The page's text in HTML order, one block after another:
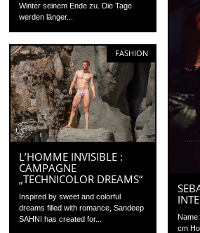
Winter seinem Ende zu. Die Tage
werden länger...
cm
FASHION
L’HOMME INVISIBLE :
CAMPAGNE
„TECHNICOLOR DREAMS“
Inspired by sweet and colorful
dreams filled with romance, Sandeep
SAHNI has created for...